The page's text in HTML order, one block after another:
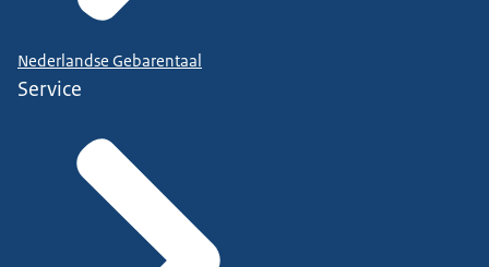
Nederlandse Gebarentaal
Service